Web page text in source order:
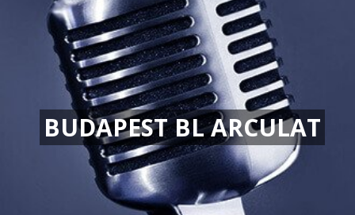
BUDAPEST BL ARCULAT